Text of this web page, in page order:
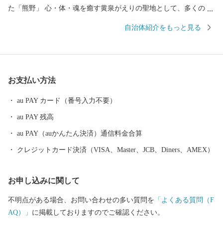
た「熊野」 心・体・魂を癒す黄泉がえりの聖地として、多くの
「熊野古道」 海を見下ろすような巨岩の「獅子岩」 日本最古の神
余年もの伝統を誇り、約１万発の大迫力の花火や 世界遺産に轟く
自治体紹介をもっと見る
お支払い方法
au PAY カード（番号入力不要）
au PAY 残高
au PAY（auかんたん決済）通信料金合算
クレジットカード決済（VISA、Master、JCB、Diners、AMEX）
お申し込みに関して
不明点がある場合、お問い合わせの多い質問を 「よくある質問（F
AQ）」 に掲載しておりますのでご確認ください。